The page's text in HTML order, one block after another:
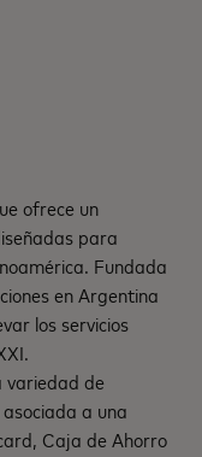
ofrece un
para
Fundada
en Argentina
los servicios
variedad de
a una
Caja de Ahorro